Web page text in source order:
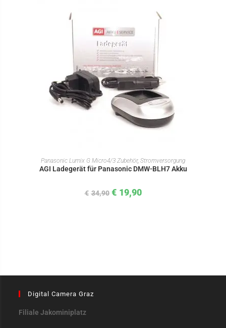
IN DEN WARENKORB
Panasonic Lumix G Micro4/3 Zubehör, Stromversorgung
AGI Ladegerät für Panasonic DMW-BLH7 Akku
€ 34,90 € 19,90
Digital Camera Graz
Filiale Jakominiplatz